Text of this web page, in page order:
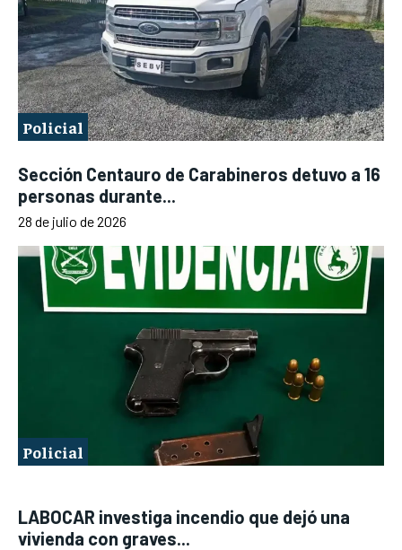
Policial
Sección Centauro de Carabineros detuvo a 16
personas durante...
28 de julio de 2026
Policial
LABOCAR investiga incendio que dejó una
vivienda con graves...